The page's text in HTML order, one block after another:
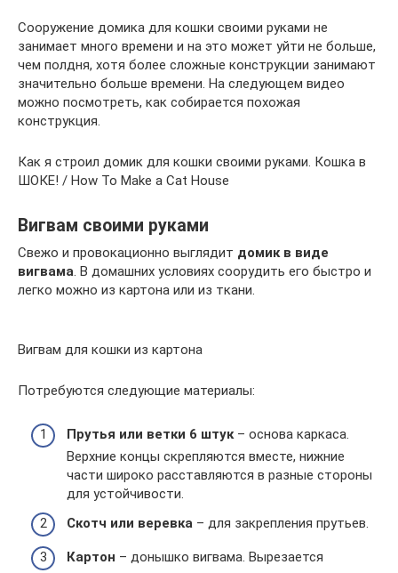
Сооружение домика для кошки своими руками не
занимает много времени и на это может уйти не больше,
чем полдня, хотя более сложные конструкции занимают
значительно больше времени. На следующем видео
можно посмотреть, как собирается похожая
конструкция.
Как я строил домик для кошки своими руками. Кошка в
ШОКЕ! / How To Make a Cat House
Вигвам своими руками
Свежо и провокационно выглядит домик в виде
вигвама. В домашних условиях соорудить его быстро и
легко можно из картона или из ткани.
Вигвам для кошки из картона
Потребуются следующие материалы:
Прутья или ветки 6 штук – основа каркаса.
Верхние концы скрепляются вместе, нижние
части широко расставляются в разные стороны
для устойчивости.
Скотч или веревка – для закрепления прутьев.
Картон – донышко вигвама. Вырезается